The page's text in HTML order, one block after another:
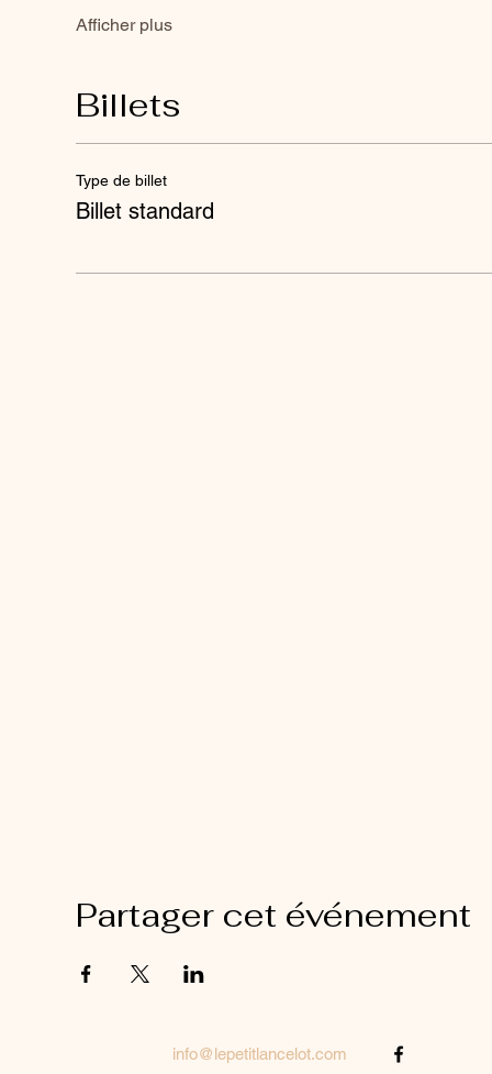
Afficher plus
Billets
Type de billet
Billet standard
Partager cet événement
info@lepetitlancelot.com